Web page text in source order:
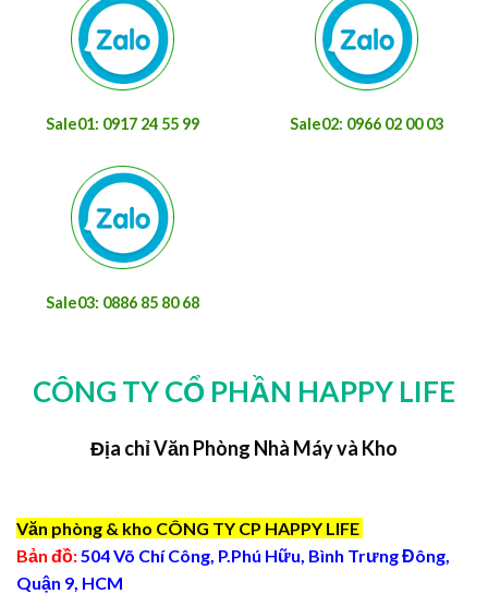
Sale01: 0917 24 55 99 Sale02: 0966 02 00 03
Sale03: 0886 85 80 68
CÔNG TY CỔ PHẦN HAPPY LIFE
Địa chỉ Văn Phòng Nhà Máy và Kho
Văn phòng & kho CÔNG TY CP HAPPY LIFE
Bản đồ: 504 Võ Chí Công, P.Phú Hữu, Bình Trưng Đông,
Quận 9, HCM